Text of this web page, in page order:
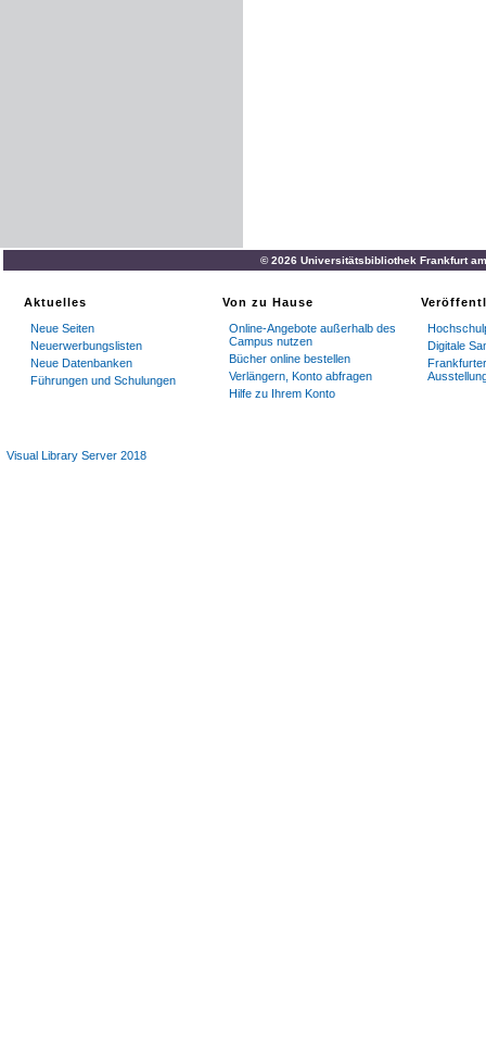
© 2026 Universitätsbibliothek Frankfurt
Aktuelles
Neue Seiten
Neuerwerbungslisten
Neue Datenbanken
Führungen und Schulungen
Von zu Hause
Online-Angebote außerhalb des
Campus nutzen
Bücher online bestellen
Verlängern, Konto abfragen
Hilfe zu Ihrem Konto
Digitale
Visual Library Server 2018